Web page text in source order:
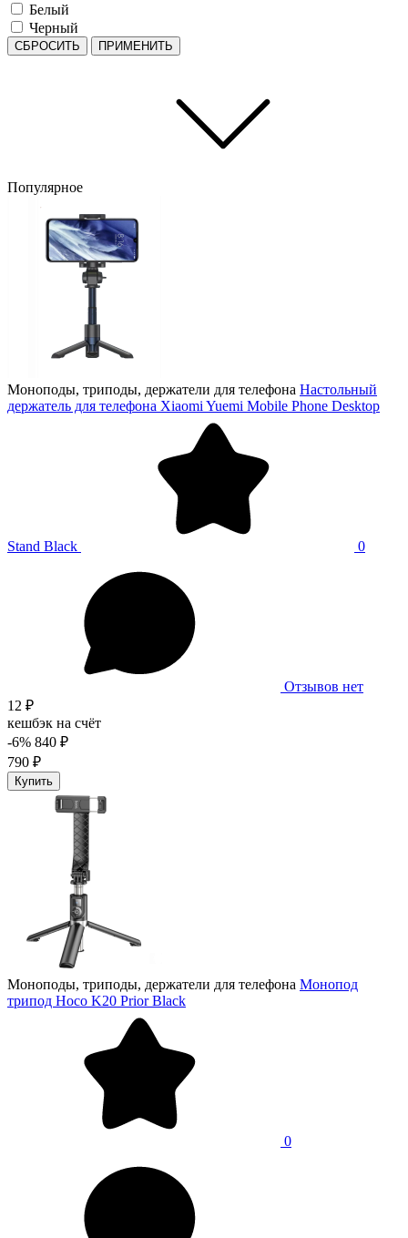
Белый
Черный
СБРОСИТЬ ПРИМЕНИТЬ
Популярное
Моноподы, триподы, держатели для телефона Настольный
держатель для телефона Xiaomi Yuemi Mobile Phone Desktop
Stand Black 0
Отзывов нет
12 ₽
кешбэк на счёт
-6% 840 ₽
790 ₽
Купить
Моноподы, триподы, держатели для телефона Монопод
трипод Hoco K20 Prior Black
0